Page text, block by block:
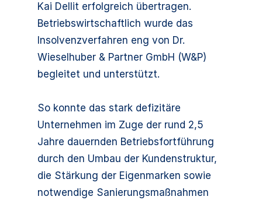
Kai Dellit erfolgreich übertragen.
Betriebswirtschaftlich wurde das
Insolvenzverfahren eng von Dr.
Wieselhuber & Partner GmbH (W&P)
begleitet und unterstützt.
So konnte das stark defizitäre
Unternehmen im Zuge der rund 2,5
Jahre dauernden Betriebsfortführung
durch den Umbau der Kundenstruktur,
die Stärkung der Eigenmarken sowie
notwendige Sanierungsmaßnahmen